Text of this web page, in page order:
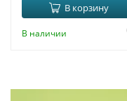
В корзину
В наличии